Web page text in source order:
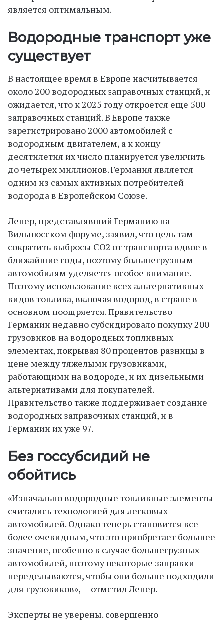
является оптимальным.
Водородные транспорт уже
существует
В настоящее время в Европе насчитывается
около 200 водородных заправочных станций, и
ожидается, что к 2025 году откроется еще 500
заправочных станций. В Европе также
зарегистрировано 2000 автомобилей с
водородным двигателем, а к концу
десятилетия их число планируется увеличить
до четырех миллионов. Германия является
одним из самых активных потребителей
водорода в Европейском Союзе.
Ленер, представлявший Германию на
Вильнюсском форуме, заявил, что цель там —
сократить выбросы CO2 от транспорта вдвое в
ближайшие годы, поэтому большегрузным
автомобилям уделяется особое внимание.
Поэтому использование всех альтернативных
видов топлива, включая водород, в стране в
основном поощряется. Правительство
Германии недавно субсидировало покупку 200
грузовиков на водородных топливных
элементах, покрывая 80 процентов разницы в
цене между тяжелыми грузовиками,
работающими на водороде, и их дизельными
альтернативами для покупателей.
Правительство также поддерживает создание
водородных заправочных станций, и в
Германии их уже 97.
Без госсубсидий не
обойтись
«Изначально водородные топливные элементы
считались технологией для легковых
автомобилей. Однако теперь становится все
более очевидным, что это приобретает большее
значение, особенно в случае большегрузных
автомобилей, поэтому некоторые заправки
переделываются, чтобы они больше подходили
для грузовиков», — отметил Ленер.
Эксперты не уверены. совершенно